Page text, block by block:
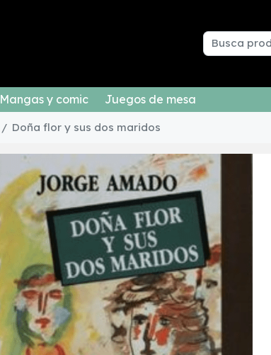
Mangas y comic Juegos de mesa
Doña flor y sus dos maridos